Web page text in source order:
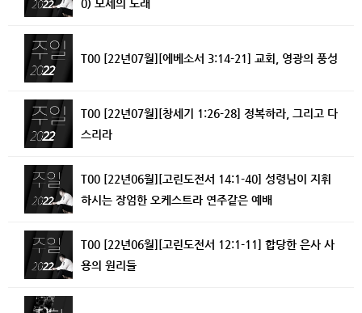
0) 모세의 노래
T00 [22년07월][에베소서 3:14-21] 교회, 영광의 풍성
T00 [22년07월][창세기 1:26-28] 정복하라, 그리고 다
스리라
T00 [22년06월][고린도전서 14:1-40] 성령님이 지휘
하시는 장엄한 오케스트라 연주같은 예배
T00 [22년06월][고린도전서 12:1-11] 합당한 은사 사
용의 원리들